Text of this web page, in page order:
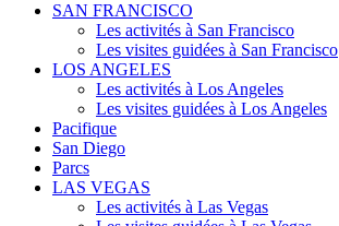
SAN FRANCISCO
Les activités à San Francisco
Les visites guidées à San Francisco
LOS ANGELES
Les activités à Los Angeles
Les visites guidées à Los Angeles
Pacifique
San Diego
Parcs
LAS VEGAS
Les activités à Las Vegas